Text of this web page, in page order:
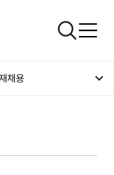
검색창
채용